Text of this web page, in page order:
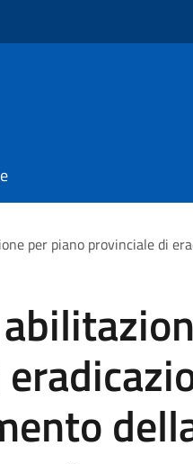
per piano provinciale di